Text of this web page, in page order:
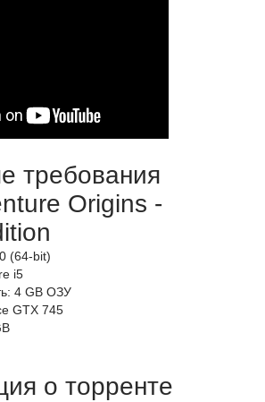
требования
Origins -
(64-bit)
i5
4 GB ОЗУ
GTX 745
о торренте